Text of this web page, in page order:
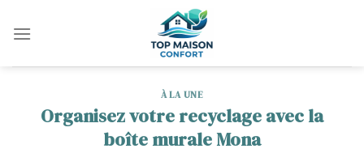
À LA UNE
Organisez votre recyclage avec la
boîte murale Mona